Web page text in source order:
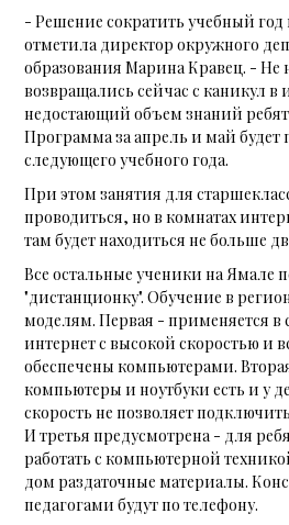
- Решение сократить учебный
отметила директор окружного
образования Марина Кравец. - Не
возвращались сейчас с каникул в
недостающий объем знаний
Программа за апрель и май будет
следующего учебного года.
При этом занятия для
проводиться, но в комнатах
там будет находиться не больше
Все остальные ученики на Ямале
"дистанционку". Обучение в
моделям. Первая - применяется в
интернет с высокой скоростью и
обеспечены компьютерами.
компьютеры и ноутбуки есть и у
скорость не позволяет
И третья предусмотрена - для
работать с компьютерной
дом раздаточные материалы.
педагогами будут по телефону.